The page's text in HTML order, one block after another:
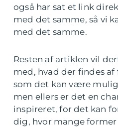
også har sat et link
med det samme, så vi
med det samme.
Resten af artiklen vil
med, hvad der findes
som det kan være
men ellers er det en
inspireret, for det kan
dig, hvor mange